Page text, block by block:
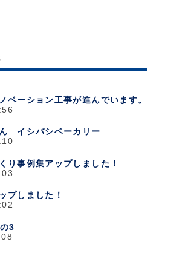
ベーション工事が進んでいます。
イシバシベーカリー
り事例集アップしました！
プしました！
3